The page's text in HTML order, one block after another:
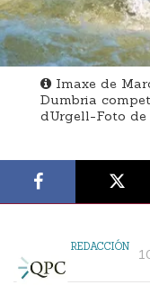
Imaxe de
Dumbria
dUrgell-Foto
REDACCIÓN